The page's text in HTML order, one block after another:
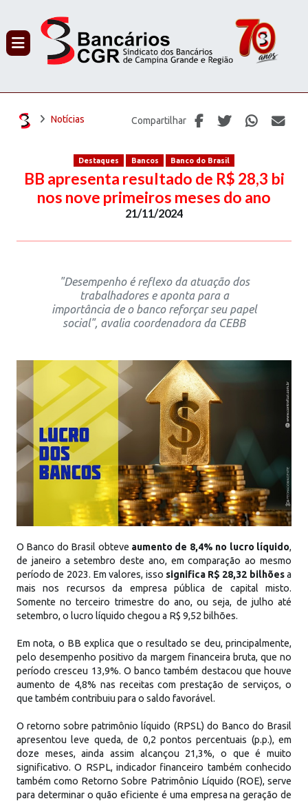
Notícias Compartilhar
Destaques Bancos Banco do Brasil
BB apresenta resultado de R$ 28,3 bi
nos nove primeiros meses do ano
21/11/2024
"Desempenho é reflexo da atuação dos
trabalhadores e aponta para a
importância de o banco reforçar seu papel
social", avalia coordenadora da CEBB
O Banco do Brasil obteve aumento de 8,4% no lucro líquido,
de janeiro a setembro deste ano, em comparação ao mesmo
período de 2023. Em valores, isso significa R$ 28,32 bilhõesa
mais nos recursos da empresa pública de capital misto.
Somente no terceiro trimestre do ano, ou seja, de julho até
setembro, o lucro líquido chegou a R$ 9,52 bilhões.
Em nota, o BB explica que o resultado se deu, principalmente,
pelo desempenho positivo da margem financeira bruta, que no
período cresceu 13,9%. O banco também destacou que houve
aumento de 4,8% nas receitas com prestação de serviços, o
que também contribuiu para o saldo favorável.
O retorno sobre patrimônio líquido (RPSL) do Banco do Brasil
apresentou leve queda, de 0,2 pontos percentuais (p.p.), em
doze meses, ainda assim alcançou 21,3%, o que é muito
significativo. O RSPL, indicador financeiro também conhecido
também como Retorno Sobre Patrimônio Líquido (ROE), serve
para determinar o quão eficiente é uma empresa na geração de